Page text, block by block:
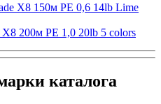
X8 150м PE 0,6 14lb Lime
200м PE 1,0 20lb 5 colors
каталога